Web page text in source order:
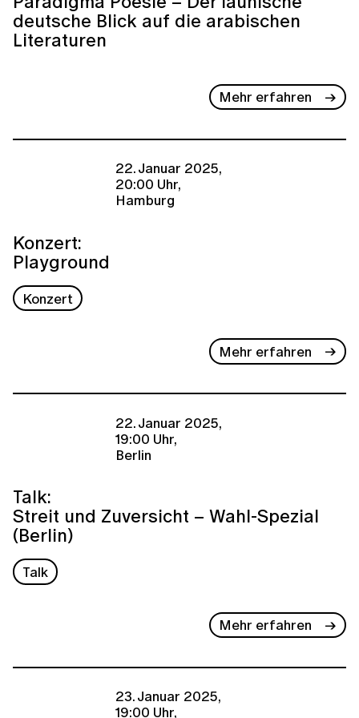
deutsche Blick auf die arabischen
Literaturen
Mehr erfahren
22. Januar 2025,
20:00 Uhr,
Hamburg
Konzert:
Playground
Konzert
Mehr erfahren
22. Januar 2025,
19:00 Uhr,
Berlin
Talk:
Streit und Zuversicht – Wahl-Spezial
(Berlin)
Talk
Mehr erfahren
23. Januar 2025,
19:00 Uhr,